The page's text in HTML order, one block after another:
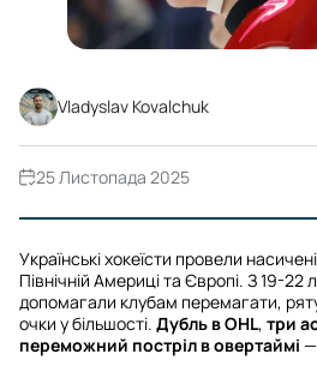
Vladyslav Kovalchuk
25 Листопада 2025
Українські хокеїсти провели насичені
Північній Америці та Європі. З 19-22
допомагали клубам перемагати,
очки у більшості. Дубль в OHL, три
переможний постріл в овертаймі —